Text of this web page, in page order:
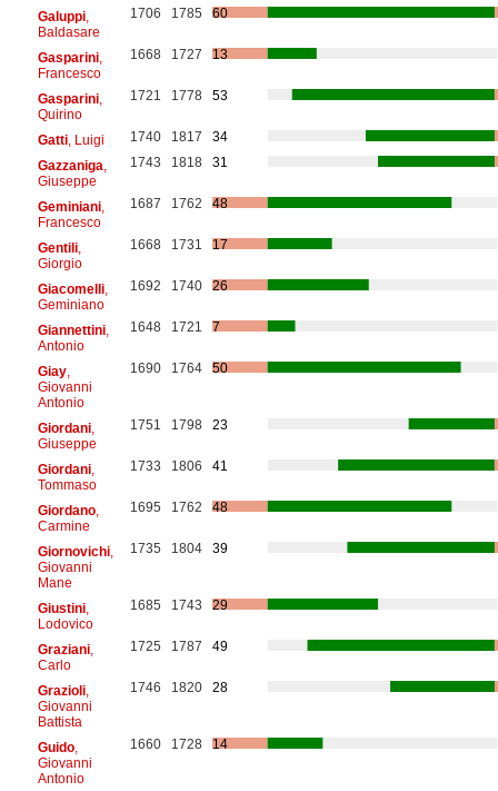
Galuppi,
Baldasare
1706 1785 60
Gasparini,
Francesco
1668 1727 13
Gasparini,
Quirino
1721 1778 53
Gatti, Luigi 1740 1817
34
Gazzaniga
Giuseppe
1743 1818 31
Geminiani,
Francesco
1687 1762 48
Gentili,
Giorgio
1668 1731 17
Giacomelli,
Geminiano
1692 1740 26
Giannettini,
Antonio
1648 1721 7
Giay,
Giovanni
Antonio
1690 1764 50
Giordani,
Giuseppe
1751 1798 23
Giordani,
Tommaso
1733 1806 41
Giordano,
Carmine
1695 1762 48
Giornovichi,
Giovanni
Mane
1735 1804 39
Giustini,
Lodovico
1685 1743 29
Graziani,
Carlo
1725 1787 49
Grazioli,
Giovanni
Battista
1746 1820 28
Guido,
Giovanni
Antonio
1660 1728 14